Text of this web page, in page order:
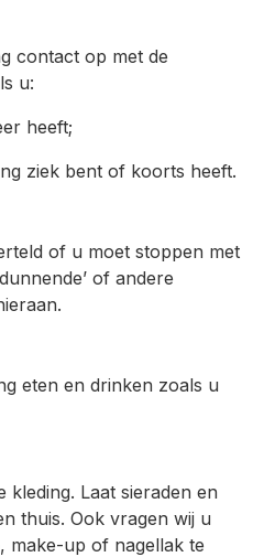
contact op met de
u:
heeft;
ziek bent of koorts heeft.
of u moet stoppen met
of andere
eten en drinken zoals u
kleding. Laat sieraden en
thuis. Ook vragen wij u
make-up of nagellak te